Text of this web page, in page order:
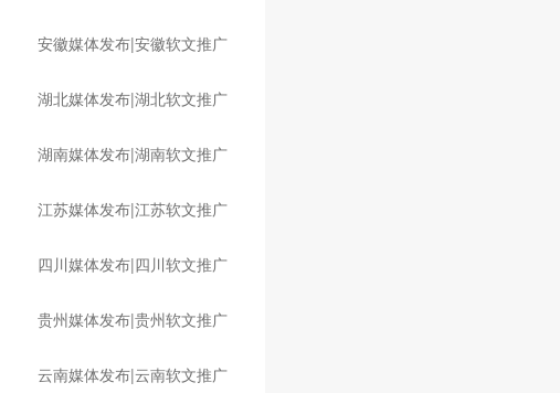
安徽媒体发布|安徽软文推广
湖北媒体发布|湖北软文推广
湖南媒体发布|湖南软文推广
江苏媒体发布|江苏软文推广
四川媒体发布|四川软文推广
贵州媒体发布|贵州软文推广
云南媒体发布|云南软文推广